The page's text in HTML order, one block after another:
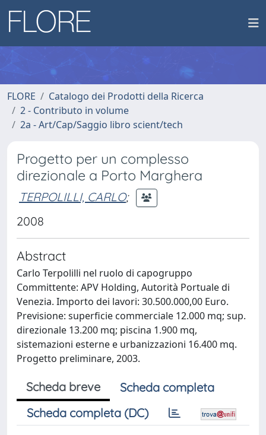
FLORE
Catalogo dei Prodotti della Ricerca
2 - Contributo in volume
2a - Art/Cap/Saggio libro scient/tech
Progetto per un complesso
direzionale a Porto Marghera
TERPOLILLI, CARLO;
2008
Abstract
Carlo Terpolilli nel ruolo di capogruppo
Committente: APV Holding, Autorità Portuale di
Venezia. Importo dei lavori: 30.500.000,00 Euro.
Previsione: superficie commerciale 12.000 mq; sup.
direzionale 13.200 mq; piscina 1.900 mq,
sistemazioni esterne e urbanizzazioni 16.400 mq.
Progetto preliminare, 2003.
Scheda breve
Scheda completa
Scheda completa (DC)